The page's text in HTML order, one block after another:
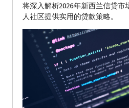
将深入解析2026年新西兰信贷市
人社区提供实用的贷款策略。